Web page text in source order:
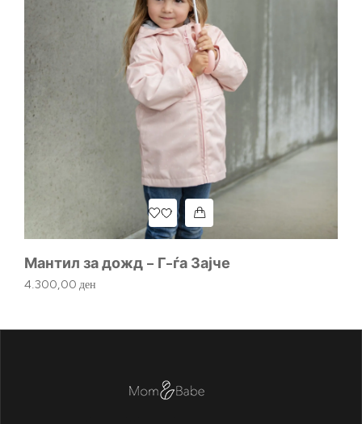
Мантил за дожд – Г-ѓа Зајче
4.300,00 ден